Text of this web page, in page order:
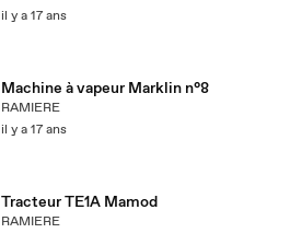
il y a 17 ans
Machine à vapeur Marklin n°8
RAMIERE
il y a 17 ans
Tracteur TE1A Mamod
RAMIERE